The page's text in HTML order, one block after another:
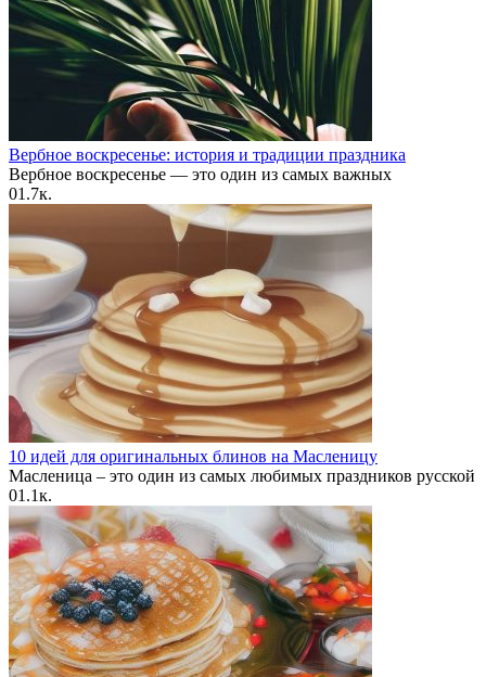
Вербное воскресенье: история и традиции праздника
Вербное воскресенье — это один из самых важных
01.7к.
10 идей для оригинальных блинов на Масленицу
Масленица – это один из самых любимых праздников русской
01.1к.